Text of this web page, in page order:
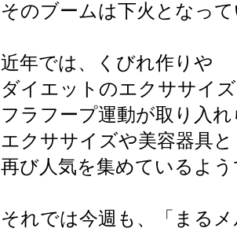
そのブームは下火となっ
近年では、くびれ作りや
ダイエットのエクササイ
フラフープ運動が取り入
エクササイズや美容器具
再び人気を集めているよ
それでは今週も、「まる